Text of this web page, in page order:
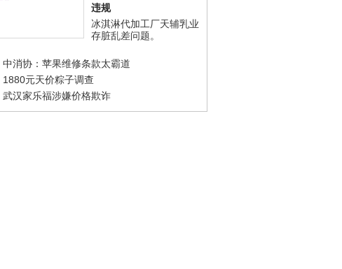
违规
冰淇淋代加工厂天辅乳业
存脏乱差问题。
中消协：苹果维修条款太霸道
1880元天价粽子调查
武汉家乐福涉嫌价格欺诈